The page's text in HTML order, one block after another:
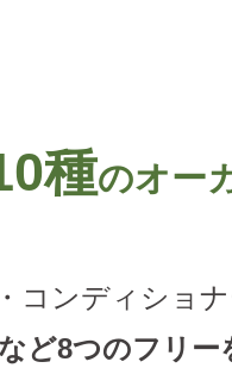
種のオー
コンディショナ
ど8つのフリー